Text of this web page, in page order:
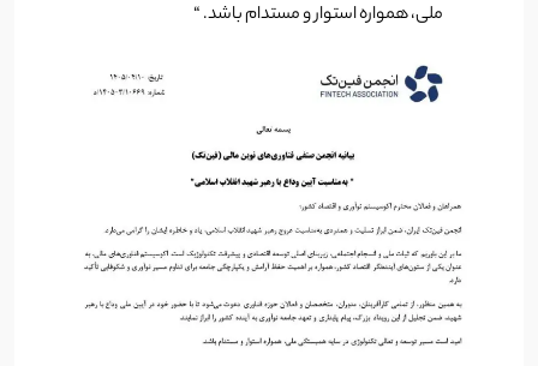
ملی، همواره استوار و مستدام باشد. “